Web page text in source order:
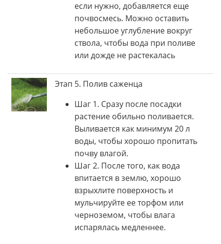
если нужно, добавляется еще
почвосмесь. Можно оставить
небольшое углубление вокруг
ствола, чтобы вода при поливе
или дожде не растекалась
Этап 5. Полив саженца
Шаг 1. Сразу после посадки
растение обильно поливается.
Выливается как минимум 20 л
воды, чтобы хорошо пропитать
почву влагой.
Шаг 2. После того, как вода
впитается в землю, хорошо
взрыхлите поверхность и
мульчируйте ее торфом или
черноземом, чтобы влага
испарялась медленнее.